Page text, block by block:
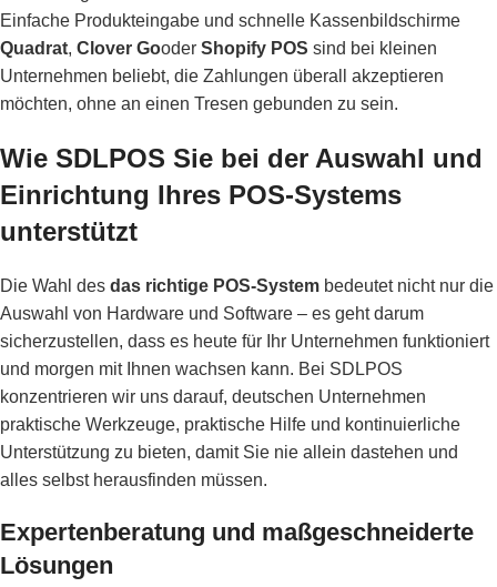
Einfache Produkteingabe und schnelle Kassenbildschirme
Quadrat, Clover Gooder Shopify POS sind bei kleinen
Unternehmen beliebt, die Zahlungen überall akzeptieren
möchten, ohne an einen Tresen gebunden zu sein.
Wie SDLPOS Sie bei der Auswahl und
Einrichtung Ihres POS-Systems
unterstützt
Die Wahl des das richtige POS-System bedeutet nicht nur die
Auswahl von Hardware und Software – es geht darum
sicherzustellen, dass es heute für Ihr Unternehmen funktioniert
und morgen mit Ihnen wachsen kann. Bei SDLPOS
konzentrieren wir uns darauf, deutschen Unternehmen
praktische Werkzeuge, praktische Hilfe und kontinuierliche
Unterstützung zu bieten, damit Sie nie allein dastehen und
alles selbst herausfinden müssen.
Expertenberatung und maßgeschneiderte
Lösungen